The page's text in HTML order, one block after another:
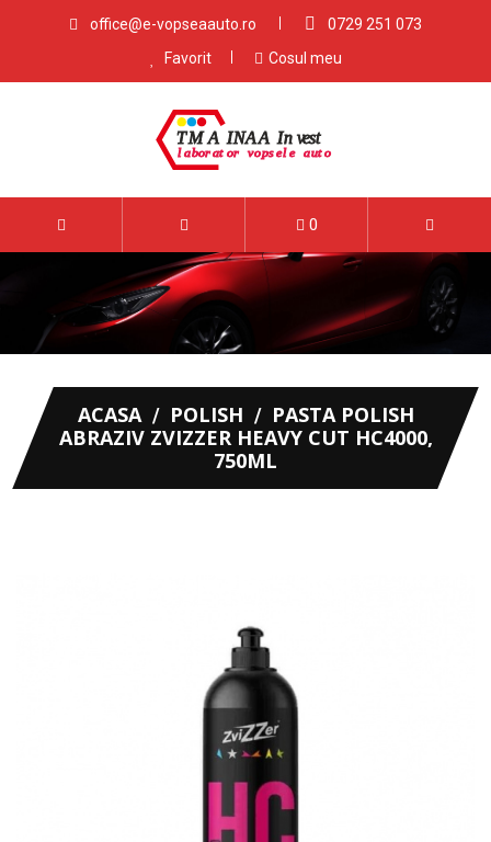
office@e-vopseaauto.ro
0729 251 073
Favorit
Cosul meu
0
ACASA POLISH
PASTA POLISH
ABRAZIV ZVIZZER HEAVY CUT HC4000,
750ML